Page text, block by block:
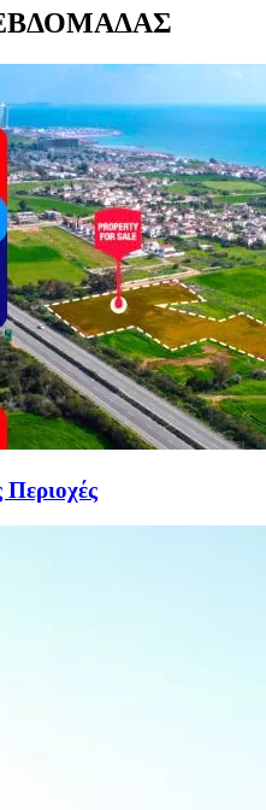
Περιοχές